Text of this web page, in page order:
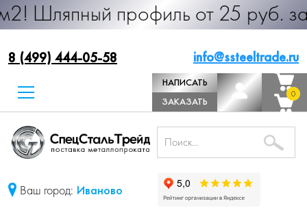
профиль от 25 руб. за м.п.
8 (499) 444-05-58 info@ssteeltrade.ru
НАПИСАТЬ
ДИРЕКТОРУ
ЗАКАЗАТЬ
ЗВОНОК
0
0
Ваш город: Иваново